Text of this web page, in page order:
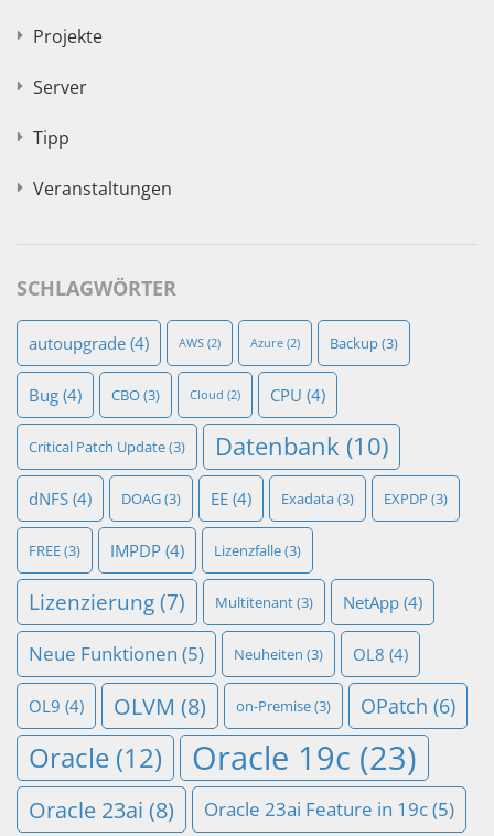
Projekte
Server
Tipp
Veranstaltungen
SCHLAGWÖRTER
autoupgrade (4) AWS (2) Azure (2) Backup(3)
Bug (4) CBO(3) Cloud (2) CPU (4)
Critical Patch Update(3) Datenbank (10)
dNFS (4) DOAG(3) EE (4) Exadata(3) EXPDP (3)
FREE(3) IMPDP (4) Lizenzfalle(3)
Lizenzierung(7) Multitenant(3) NetApp (4)
Neue Funktionen (5) Neuheiten (3) OL8 (4)
OL9 (4) OLVM (8) on-Premise(3) OPatch (6)
Oracle (12) Oracle 19c (23)
Oracle 23ai (8) Oracle 23ai Feature in 19c(5)